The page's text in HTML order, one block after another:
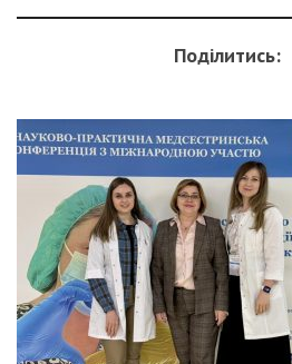
Поділитись: